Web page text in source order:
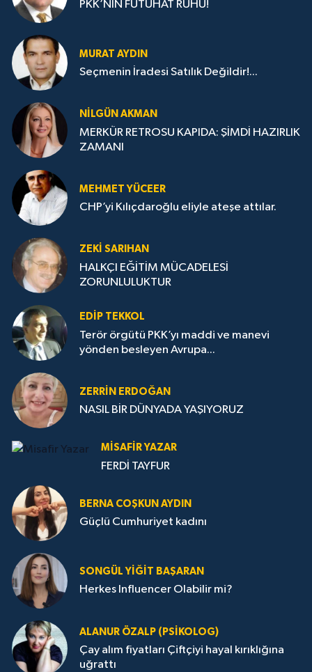
PKK’NIN FÜTUHAT RUHU!
MURAT AYDIN
Seçmenin İradesi Satılık Değildir!...
NILGÜN AKMAN
MERKÜR RETROSU KAPIDA: ŞİMDİ HAZIRLIK
ZAMANI
MEHMET YÜCEER
CHP’yi Kılıçdaroğlu eliyle ateşe attılar.
ZEKI SARIHAN
HALKÇI EĞİTİM MÜCADELESİ
ZORUNLULUKTUR
EDIP TEKKOL
Terör örgütü PKK’yı maddi ve manevi
yönden besleyen Avrupa...
ZERRIN ERDOĞAN
NASIL BİR DÜNYADA YAŞIYORUZ
MISAFIR YAZAR
FERDİ TAYFUR
BERNA COŞKUN AYDIN
Güçlü Cumhuriyet kadını
SONGÜL YIĞIT BAŞARAN
Herkes Influencer Olabilir mi?
ALANUR ÖZALP (PSIKOLOG)
Çay alım fiyatları Çiftçiyi hayal kırıklığına
uğrattı